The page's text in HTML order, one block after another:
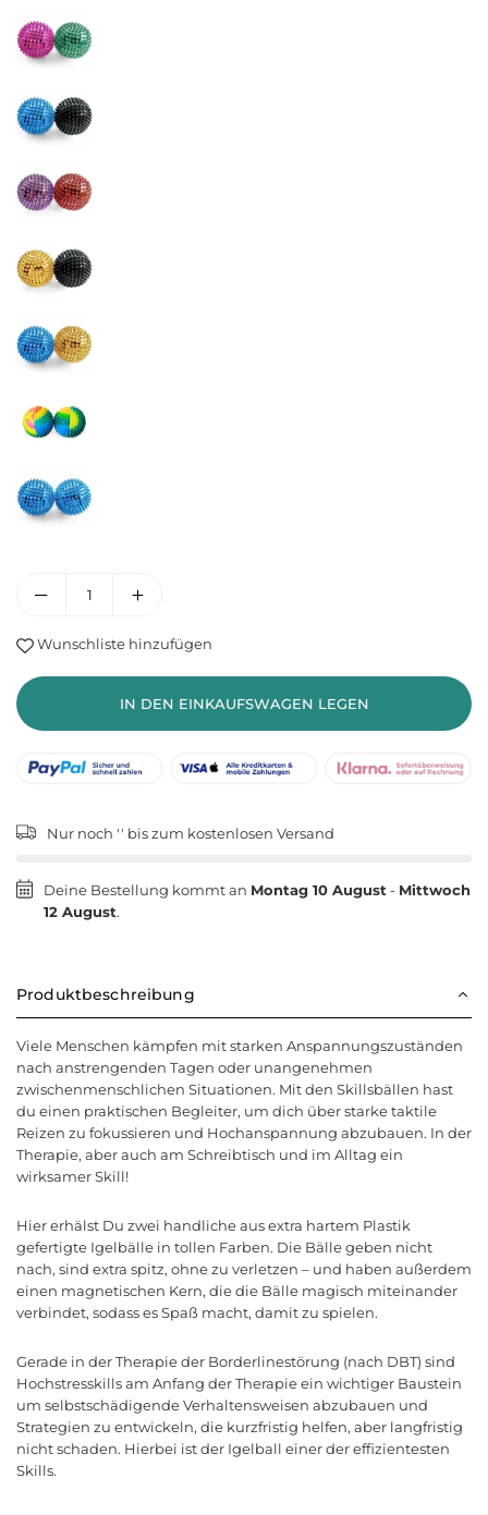
Wunschliste hinzufügen
IN DEN EINKAUFSWAGEN LEGEN
Nur noch '' bis zum kostenlosen Versand
Deine Bestellung kommt an Montag 10 August- Mittwoch
12 August.
Produktbeschreibung
Viele Menschen kämpfen mit starken Anspannungszuständen
nach anstrengenden Tagen oder unangenehmen
zwischenmenschlichen Situationen. Mit den Skillsbällen hast
du einen praktischen Begleiter, um dich über starke taktile
Reizen zu fokussieren und Hochanspannung abzubauen. In der
Therapie, aber auch am Schreibtisch und im Alltag ein
wirksamer Skill!
Hier erhälst Du zwei handliche aus extra hartem Plastik
gefertigte Igelbälle in tollen Farben. Die Bälle geben nicht
nach, sind extra spitz, ohne zu verletzen – und haben außerdem
einen magnetischen Kern, die die Bälle magisch miteinander
verbindet, sodass es Spaß macht, damit zu spielen.
Gerade in der Therapie der Borderlinestörung (nach DBT) sind
Hochstresskills am Anfang der Therapie ein wichtiger Baustein
um selbstschädigende Verhaltensweisen abzubauen und
Strategien zu entwickeln, die kurzfristig helfen, aber langfristig
nicht schaden. Hierbei ist der Igelball einer der effizientesten
Skills.